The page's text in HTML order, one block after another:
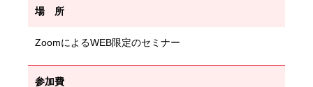
場 所
ZoomによるWEB限定のセミナー
参加費